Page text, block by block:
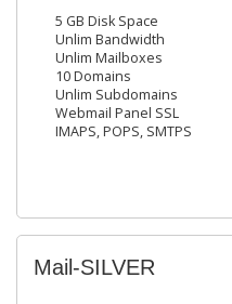
5 GB Disk Space
Unlim Bandwidth
Unlim Mailboxes
10 Domains
Unlim Subdomains
Webmail Panel SSL
IMAPS, POPS, SMTPS
Mail-SILVER